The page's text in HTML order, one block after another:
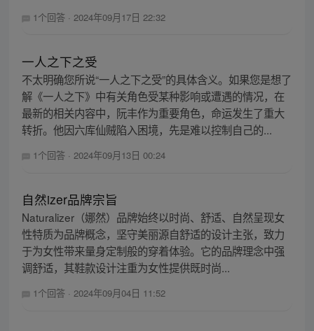
1个回答 · 2024年09月17日 22:32
一人之下之受
不太明确您所说“一人之下之受”的具体含义。如果您是想了
解《一人之下》中有关角色受某种影响或遭遇的情况，在
最新的相关内容中，阮丰作为重要角色，命运发生了重大
转折。他因六库仙贼陷入困境，先是难以控制自己的...
1个回答 · 2024年09月13日 00:24
自然izer品牌宗旨
Naturalizer（娜然）品牌始终以时尚、舒适、自然呈现女
性特质为品牌概念，坚守美丽源自舒适的设计主张，致力
于为女性带来量身定制般的穿着体验。它的品牌理念中强
调舒适，其鞋款设计注重为女性提供既时尚...
1个回答 · 2024年09月04日 11:52